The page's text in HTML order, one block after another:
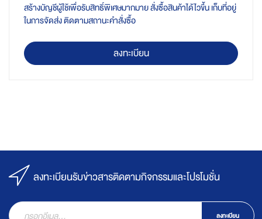
สร้างบัญชีผู้ใช้เพื่อรับสิทธิ์พิเศษมากมาย สั่งซื้อสินค้าได้ไวขึ้น เก็บที่อยู่
ในการจัดส่ง ติดตามสถานะคำสั่งซื้อ
ลงทะเบียน
ลงทะเบียนรับข่าวสารติดตามกิจกรรมและโปรโมชั่น
ลงทะเบียน